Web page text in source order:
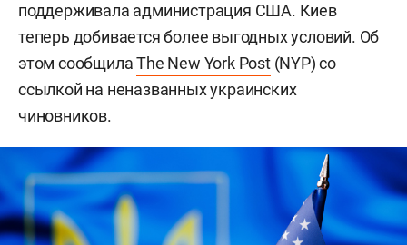
поддерживала администрация США. Киев
теперь добивается более выгодных условий. Об
этом сообщилаThe New York Post(NYP) со
ссылкой на неназванных украинских
чиновников.